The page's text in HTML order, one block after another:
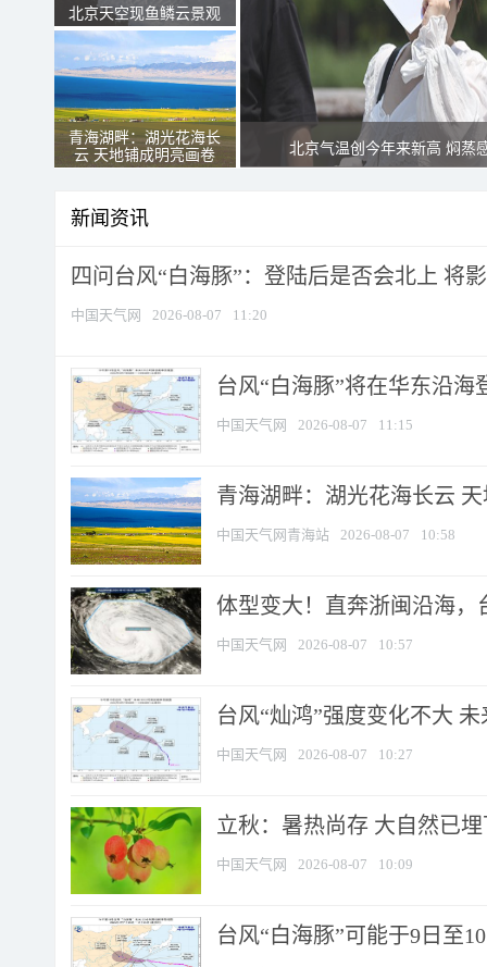
北京天空现鱼鳞云景观
青海湖畔：湖光花海长
云 天地铺成明亮画卷
北京气温创今年来新高 焖蒸
新闻资讯
四问台风“白海豚”：登陆后是否会北上 将
中国天气网 2026-08-07 11:20
台风“白海豚”将在华东沿
中国天气网 2026-08-07 11:15
青海湖畔：湖光花海长云
中国天气网青海站 2026-08-07 10:58
体型变大！直奔浙闽沿海，
中国天气网 2026-08-07 10:57
台风“灿鸿”强度变化不大
中国天气网 2026-08-07 10:27
立秋：暑热尚存 大自然已
中国天气网 2026-08-07 10:09
台风“白海豚”可能于9日至